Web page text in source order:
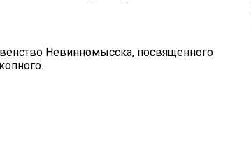
Невинномысска, посвященного